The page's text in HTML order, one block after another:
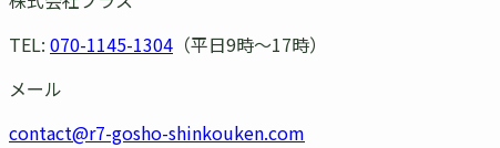
TEL: 070-1145-1304 （平日9時〜17時）
メール
contact@r7-gosho-shinkouken.com